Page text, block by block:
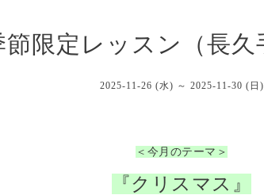
節限定レッスン（長
2025-11-26 (水) ～ 2025-11-30 (日)
＜今月のテーマ＞
『クリスマス』